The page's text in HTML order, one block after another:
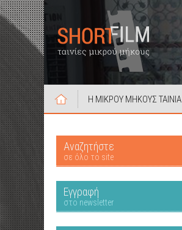
Η ΜΙΚΡΟΥ ΜΗΚΟΥΣ ΤΑΙΝΙΑ
Αναζητήστε
σε όλο το site
Εγγραφή
στο newsletter